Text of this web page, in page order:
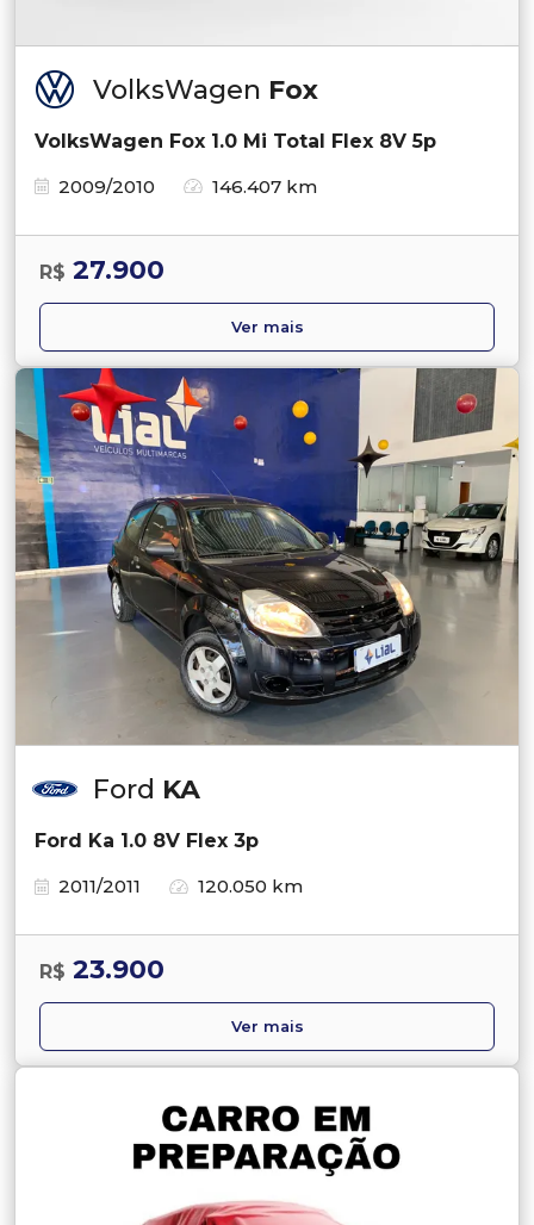
VolksWagen Fox
VolksWagen Fox 1.0 Mi Total Flex 8V 5p
2009/2010
146.407 km
R$ 27.900
Ver mais
Ford KA
Ford Ka 1.0 8V Flex 3p
2011/2011
120.050 km
R$ 23.900
Ver mais